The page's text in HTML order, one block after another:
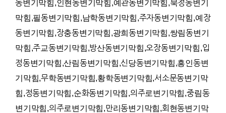
동변기막힘,인현동변기막힘,예관동변기막힘,묵정동변기
막힘,필동변기막힘,남학동변기막힘,주자동변기막힘,예장
동변기막힘,장충동변기막힘,광희동변기막힘,쌍림동변기
막힘,주교동변기막힘,방산동변기막힘,오장동변기막힘,입
정동변기막힘,산림동변기막힘,신당동변기막힘,흥인동변
기막힘,무학동변기막힘,황학동변기막힘,서소문동변기막
힘,정동변기막힘,순화동변기막힘,의주로변기막힘,중림동
변기막힘,의주로변기막힘,만리동변기막힘,회현동변기막